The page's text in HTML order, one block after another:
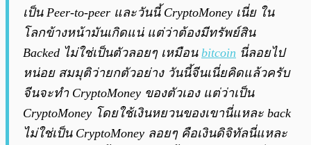
เป็น Peer-to-peer และวันนี้ CryptoMoney เนี่ย ใน
โลกข้างหน้ามันเกิดแน่ แต่ว่าต้องมีทรัพย์สิน
Backed ไม่ใช่เป็นตัวลอยๆ เหมือน bitcoin นี่ลอยไป
หน่อย สมมุติว่ายกตัวอย่าง วันนี้จีนเนี่ยคิดแล้วครับ
จีนจะทำ CryptoMoney ของตัวเอง แต่ว่าเป็น
CryptoMoney โดยใช้เงินหยวนของเขานี่แหละ back
ไม่ใช่เป็น CryptoMoney ลอยๆ คือเงินดิจิทัลนี่แหละ